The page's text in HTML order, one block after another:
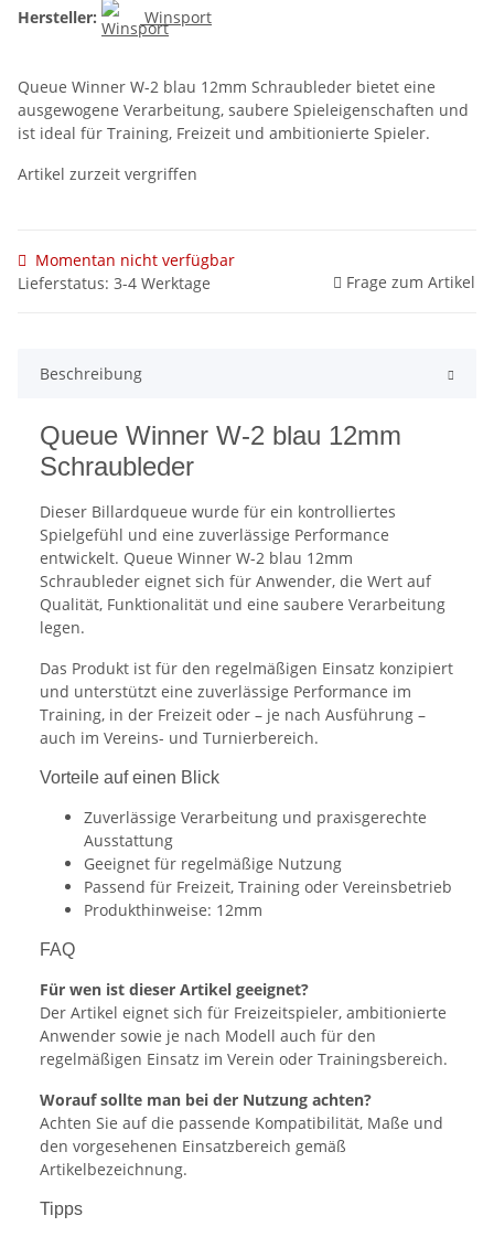
Hersteller:
Winsport
Queue Winner W-2 blau 12mm Schraubleder bietet eine
ausgewogene Verarbeitung, saubere Spieleigenschaften und
ist ideal für Training, Freizeit und ambitionierte Spieler.
Artikel zurzeit vergriffen
Momentan nicht verfügbar
Lieferstatus: 3-4 Werktage
Frage zum Artikel
Beschreibung
Queue Winner W-2 blau 12mm
Schraubleder
Dieser Billardqueue wurde für ein kontrolliertes
Spielgefühl und eine zuverlässige Performance
entwickelt. Queue Winner W-2 blau 12mm
Schraubleder eignet sich für Anwender, die Wert auf
Qualität, Funktionalität und eine saubere Verarbeitung
legen.
Das Produkt ist für den regelmäßigen Einsatz konzipiert
und unterstützt eine zuverlässige Performance im
Training, in der Freizeit oder – je nach Ausführung –
auch im Vereins- und Turnierbereich.
Vorteile auf einen Blick
Zuverlässige Verarbeitung und praxisgerechte
Ausstattung
Geeignet für regelmäßige Nutzung
Passend für Freizeit, Training oder Vereinsbetrieb
Produkthinweise: 12mm
FAQ
Für wen ist dieser Artikel geeignet?
Der Artikel eignet sich für Freizeitspieler, ambitionierte
Anwender sowie je nach Modell auch für den
regelmäßigen Einsatz im Verein oder Trainingsbereich.
Worauf sollte man bei der Nutzung achten?
Achten Sie auf die passende Kompatibilität, Maße und
den vorgesehenen Einsatzbereich gemäß
Artikelbezeichnung.
Tipps